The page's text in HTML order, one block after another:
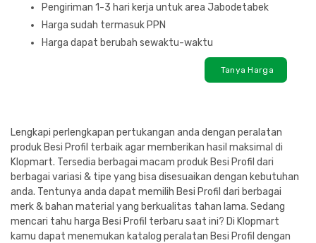
Pengiriman 1-3 hari kerja untuk area Jabodetabek
Harga sudah termasuk PPN
Harga dapat berubah sewaktu-waktu
Tanya Harga
Lengkapi perlengkapan pertukangan anda dengan peralatan
produk Besi Profil terbaik agar memberikan hasil maksimal di
Klopmart. Tersedia berbagai macam produk Besi Profil dari
berbagai variasi & tipe yang bisa disesuaikan dengan kebutuhan
anda. Tentunya anda dapat memilih Besi Profil dari berbagai
merk & bahan material yang berkualitas tahan lama. Sedang
mencari tahu harga Besi Profil terbaru saat ini? Di Klopmart
kamu dapat menemukan katalog peralatan Besi Profil dengan